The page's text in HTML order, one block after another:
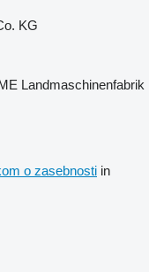
KG
Landmaschinenfabrik
o zasebnosti in